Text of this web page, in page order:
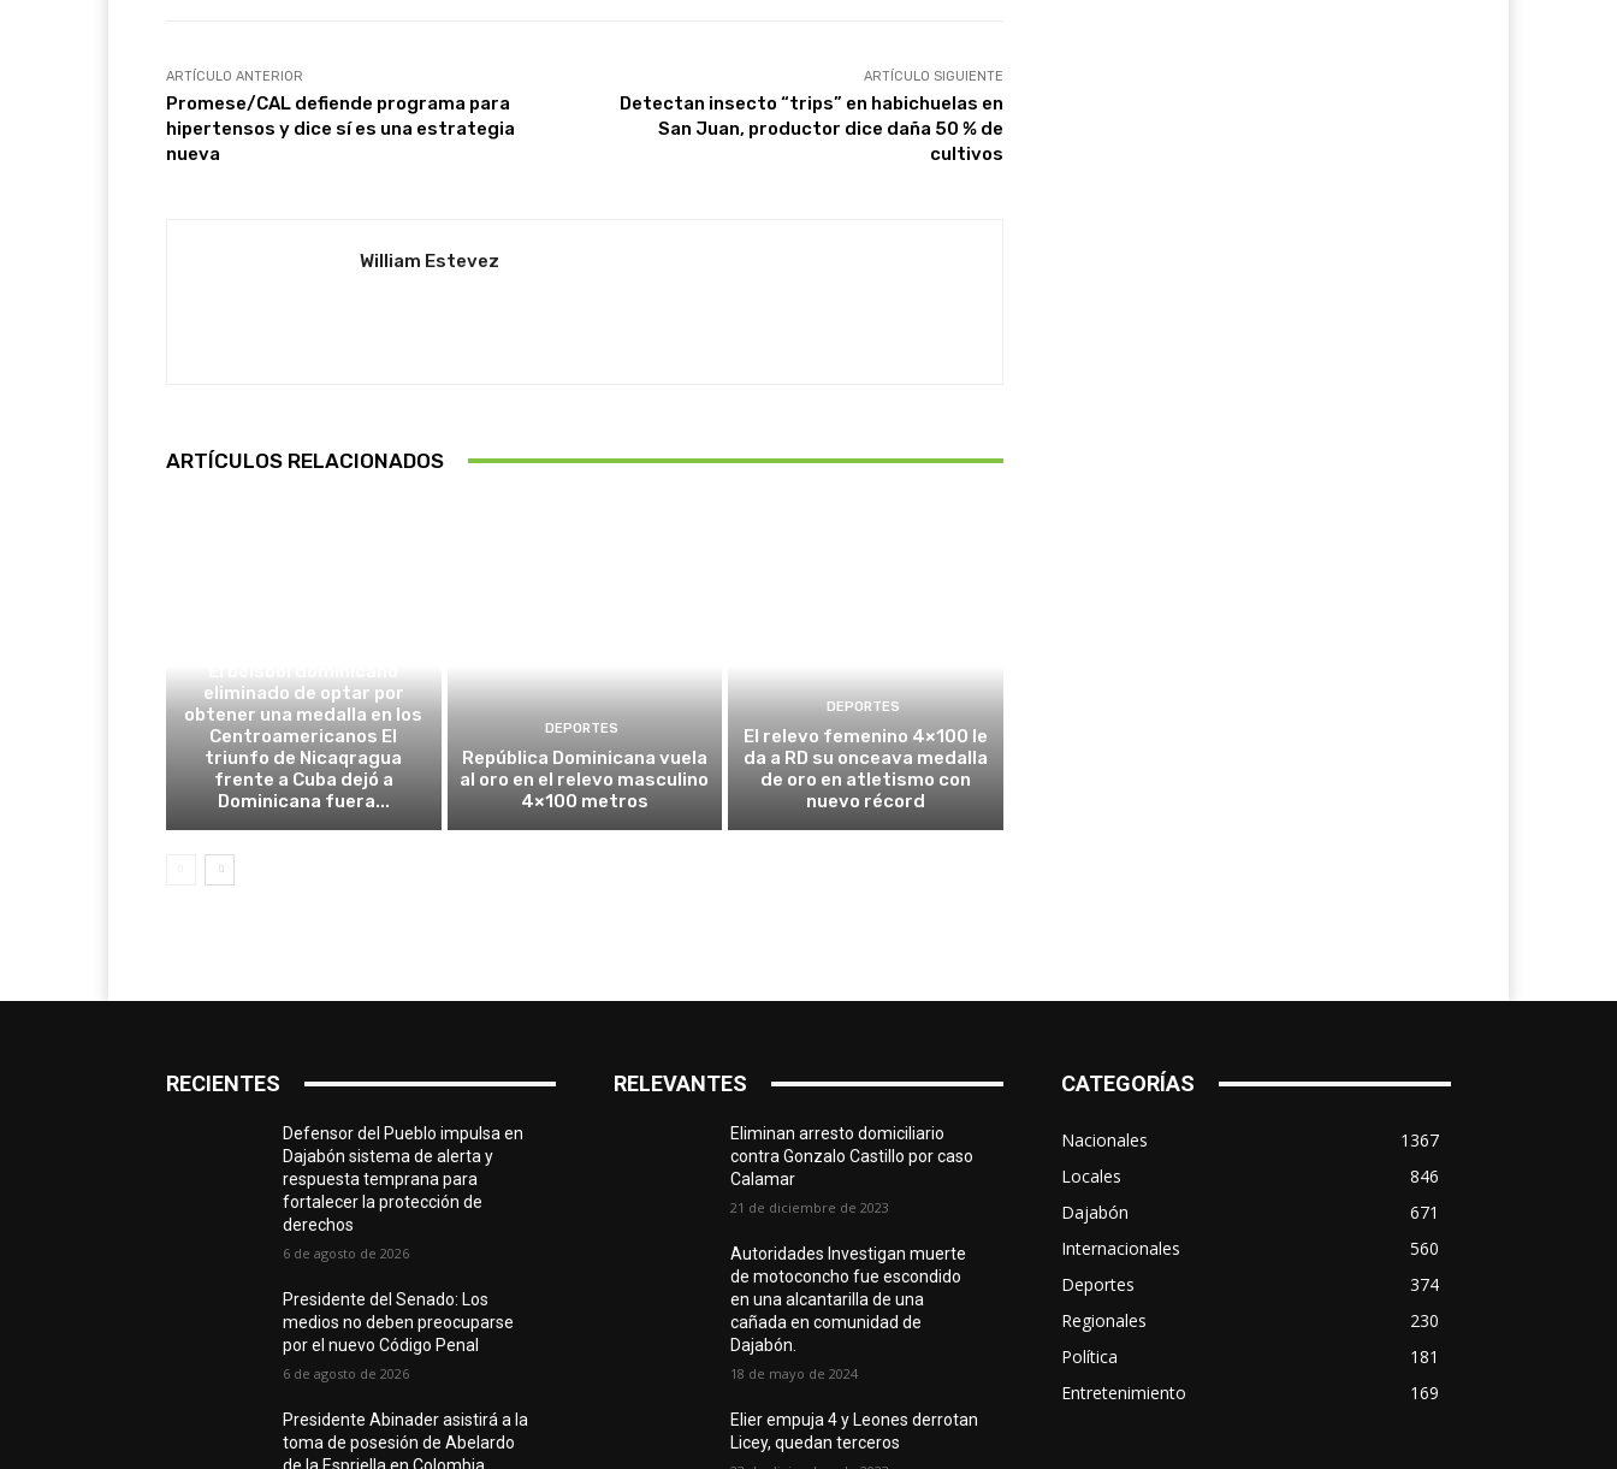
ARTÍCULO ANTERIOR
Promese/CAL defiende programa para
hipertensos y dice sí es una estrategia
nueva
ARTÍCULO SIGUIENTE
Detectan insecto “trips” en habichuelas en
San Juan, productor dice daña 50 % de
cultivos
William Estevez
ARTÍCULOS RELACIONADOS
eliminado de optar por
obtener una medalla en los
Centroamericanos El
triunfo de Nicaqragua
frente a Cuba dejó a
Dominicana fuera...
DEPORTES
República Dominicana vuela
al oro en el relevo masculino
4×100 metros
DEPORTES
El relevo femenino 4×100 le
da a RD su onceava medalla
de oro en atletismo con
nuevo récord
RECIENTES
Defensor del Pueblo impulsa en
Dajabón sistema de alerta y
respuesta temprana para
fortalecer la protección de
derechos
6 de agosto de 2026
Presidente del Senado: Los
medios no deben preocuparse
por el nuevo Código Penal
6 de agosto de 2026
Presidente Abinader asistirá a la
toma de posesión de Abelardo
RELEVANTES
Eliminan arresto domiciliario
contra Gonzalo Castillo por caso
Calamar
21 de diciembre de 2023
Autoridades Investigan muerte
de motoconcho fue escondido
en una alcantarilla de una
cañada en comunidad de
Dajabón.
18 de mayo de 2024
Elier empuja 4 y Leones derrotan
Licey, quedan terceros
CATEGORÍAS
Nacionales
1367
Locales
846
Dajabón
671
Internacionales
560
Deportes
374
Regionales
230
Política
181
Entretenimiento
169